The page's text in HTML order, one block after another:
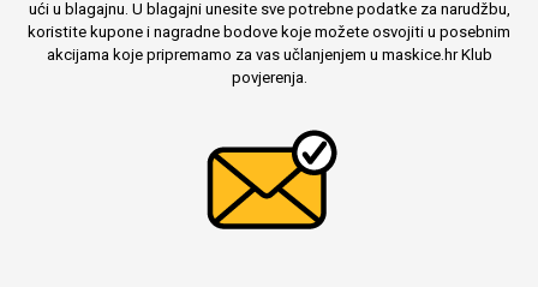
ući u blagajnu. U blagajni unesite sve potrebne podatke za narudžbu,
koristite kupone i nagradne bodove koje možete osvojiti u posebnim
akcijama koje pripremamo za vas učlanjenjem u maskice.hr Klub
povjerenja.